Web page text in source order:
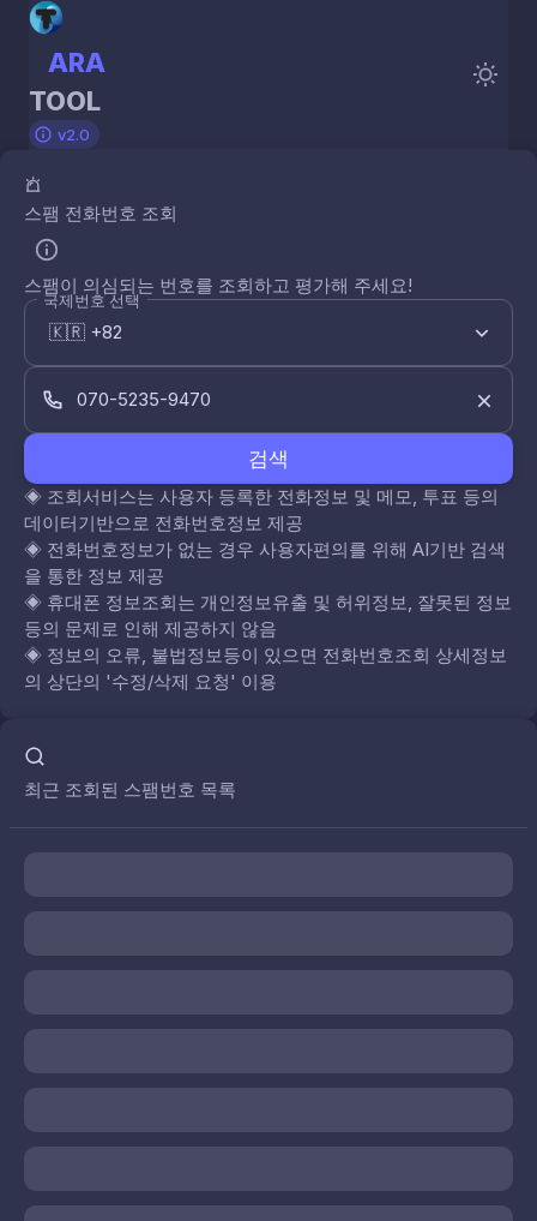
ARA
TOOL
v2.0
스팸 전화번호 조회
스팸이 의심되는 번호를 조회하고 평가해 주세요!
국제번호 선택
검색
◈ 조회서비스는 사용자 등록한 전화정보 및 메모, 투표 등의
데이터기반으로 전화번호정보 제공
◈ 전화번호정보가 없는 경우 사용자편의를 위해 AI기반 검색
을 통한 정보 제공
◈ 휴대폰 정보조회는 개인정보유출 및 허위정보, 잘못된 정보
등의 문제로 인해 제공하지 않음
◈ 정보의 오류, 불법정보등이 있으면 전화번호조회 상세정보
의 상단의 '수정/삭제 요청' 이용
최근 조회된 스팸번호 목록